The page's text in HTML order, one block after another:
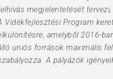
megjelentetését
Vidékfejlesztési Program
amelyből 2016-
uniós források maximális
A pályázók